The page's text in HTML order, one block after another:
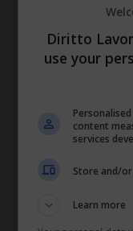
Diritto
use your
content
services
Store and/
Learn more